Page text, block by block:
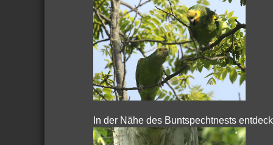
In der Nähe des Buntspechtnests